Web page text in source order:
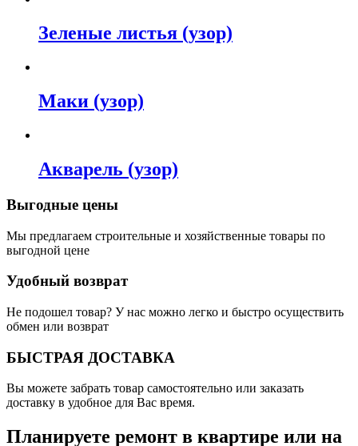
Зеленые листья (узор)
Маки (узор)
Акварель (узор)
Выгодные цены
Мы предлагаем строительные и хозяйственные товары по
выгодной цене
Удобный возврат
Не подошел товар? У нас можно легко и быстро осуществить
обмен или возврат
БЫСТРАЯ ДОСТАВКА
Вы можете забрать товар самостоятельно или заказать
доставку в удобное для Вас время.
Планируете ремонт в квартире или на